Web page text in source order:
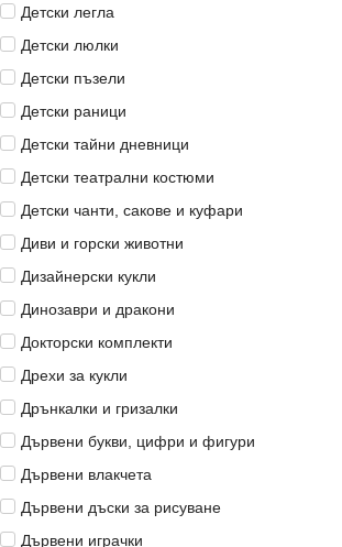
Детски легла
Детски люлки
Детски пъзели
Детски раници
Детски тайни дневници
Детски театрални костюми
Детски чанти, сакове и куфари
Диви и горски животни
Дизайнерски кукли
Динозаври и дракони
Докторски комплекти
Дрехи за кукли
Дрънкалки и гризалки
Дървени букви, цифри и фигури
Дървени влакчета
Дървени дъски за рисуване
Дървени играчки